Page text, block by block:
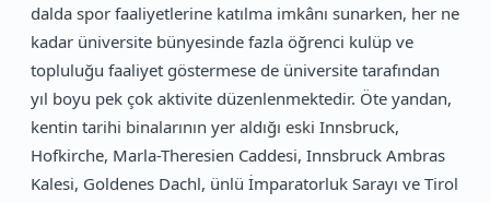
dalda spor faaliyetlerine katılma imkânı sunarken, her ne
kadar üniversite bünyesinde fazla öğrenci kulüp ve
topluluğu faaliyet göstermese de üniversite tarafından
yıl boyu pek çok aktivite düzenlenmektedir. Öte yandan,
kentin tarihi binalarının yer aldığı eski Innsbruck,
Hofkirche, Marla-Theresien Caddesi, Innsbruck Ambras
Kalesi, Goldenes Dachl, ünlü İmparatorluk Sarayı ve Tirol